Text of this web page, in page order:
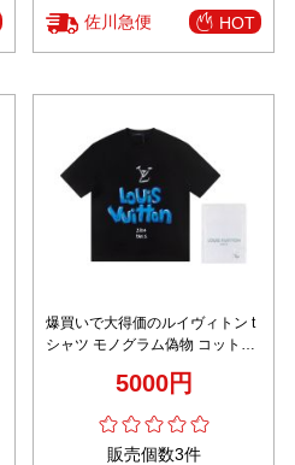
佐川急便 HOT
爆買いで大得価のルイヴィトン t
シャツ モノグラム偽物 コットン
5000円
販売個数3件